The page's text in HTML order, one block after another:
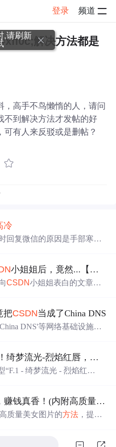
登录 频道
详情
解决方法都是
，高手不鸟懒惰的人，请问
不到解决方法才发帖的好
有人来反驳或是删帖？
冷
回复微信的原因是手部寒
但真实的行为影响因素。
小姐姐后，竟然...【为表白写了一个绘图工具，让我不再手残】
CSDN小姐姐表白的文章，
狗头、程序员、点赞等图
造性。
把CSDN当成了China DNS
DNS'等网络基础设施机
志，首次建立'软件开发者'身
身份预设而非他人偏见。技
[ComfyUI]Flux：冷艳！绮梦流光-烈焰红唇，黑白鲜明冷艳对比
- 绮梦流光 - 烈焰红
套学习资料，包括学习路 AI绘画美女，搞副业，赚钱真香！(内附高质量美女提示词）
质量美女图片的方法 ，提供
,请刷新